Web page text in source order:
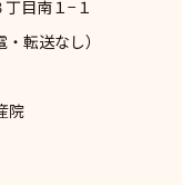
目南１−１
転送なし）
院